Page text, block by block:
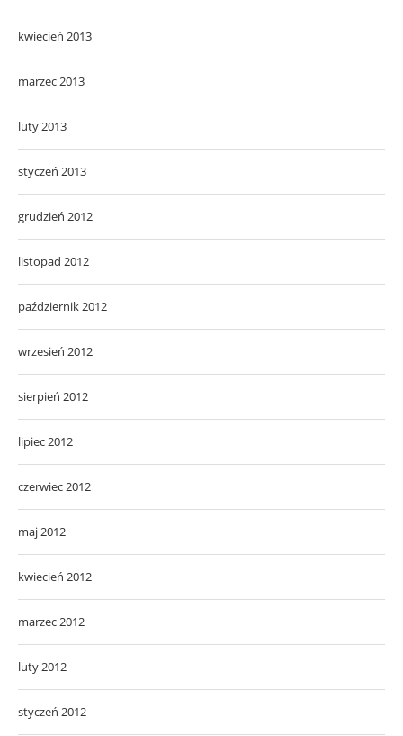
kwiecień 2013
marzec 2013
luty 2013
styczeń 2013
grudzień 2012
listopad 2012
październik 2012
wrzesień 2012
sierpień 2012
lipiec 2012
czerwiec 2012
maj 2012
kwiecień 2012
marzec 2012
luty 2012
styczeń 2012